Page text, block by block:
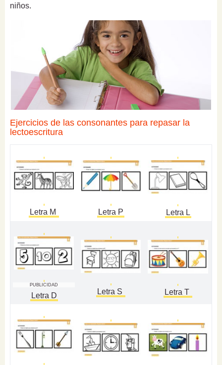
niños.
Ejercicios de las consonantes para repasar la
lectoescritura
Letra M Letra P Letra L
PUBLICIDAD
Letra D Letra S Letra T